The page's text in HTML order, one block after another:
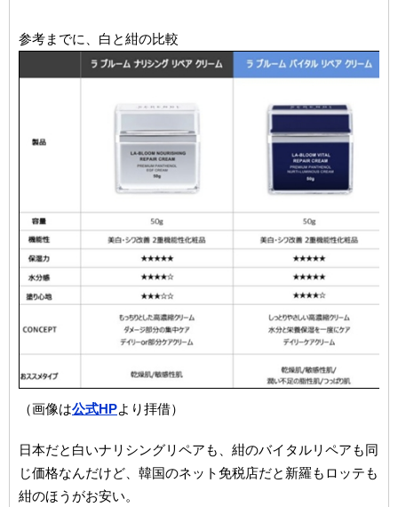
参考までに、白と紺の比較
（画像は公式HPより拝借）
日本だと白いナリシングリペアも、紺のバイタルリペアも同
じ価格なんだけど、韓国のネット免税店だと新羅もロッテも
紺のほうがお安い。